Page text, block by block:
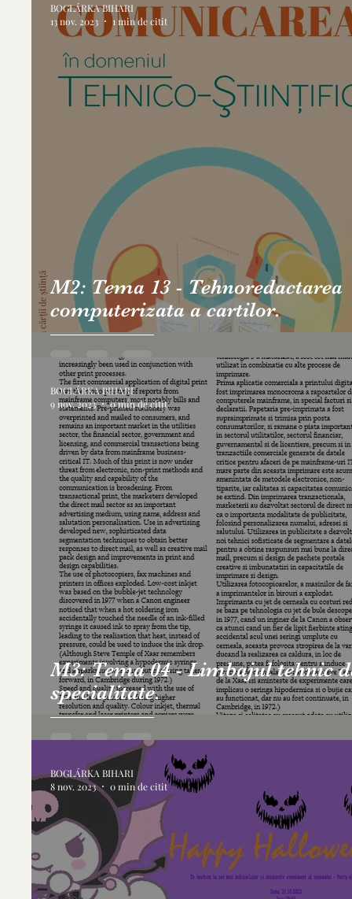
BOGLÁRKA BIHARI
13 nov. 2023
1 min de citit
M2: Tema 13 - Tehnoredactarea
computerizata a cartilor.
BOGLÁRKA BIHARI
9 nov. 2023
0 min de citit
M3: Tema 04 - Limbajul tehnic
specialitate.
BOGLÁRKA BIHARI
8 nov. 2023
0 min de citit